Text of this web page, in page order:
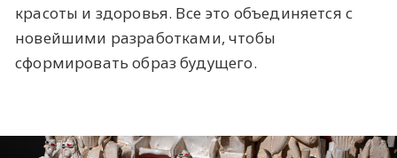
красоты и здоровья. Все это объединяется с
новейшими разработками, чтобы
сформировать образ будущего.